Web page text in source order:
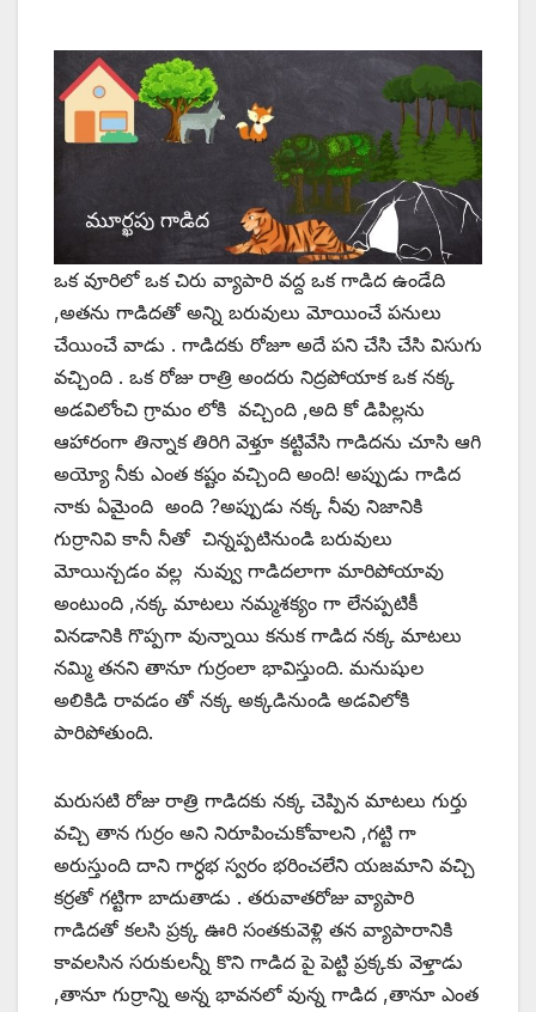
ఒక వూరిలో ఒక చిరు వ్యాపారి వద్ద ఒక గాడిద ఉండేది
,అతను గాడిదతో అన్ని బరువులు మోయించే పనులు
చేయించే వాడు . గాడిదకు రోజూ అదే పని చేసి చేసి విసుగు
వచ్చింది . ఒక రోజు రాత్రి అందరు నిద్రపోయాక ఒక నక్క
అడవిలోంచి గ్రామం లోకి వచ్చింది ,అది కో డిపిల్లను
ఆహారంగా తిన్నాక తిరిగి వెళ్తూ కట్టివేసి గాడిదను చూసి ఆగి
అయ్యో నీకు ఎంత కష్టం వచ్చింది అంది! అప్పుడు గాడిద
నాకు ఏమైంది అంది ?అప్పుడు నక్క నీవు నిజానికి
గుర్రానివి కానీ నీతో చిన్నప్పటినుండి బరువులు
మోయిన్చడం వల్ల నువ్వు గాడిదలాగా మారిపోయావు
అంటుంది ,నక్క మాటలు నమ్మశక్యం గా లేనప్పటికీ
వినడానికి గొప్పగా వున్నాయి కనుక గాడిద నక్క మాటలు
నమ్మి తనని తానూ గుర్రంలా భావిస్తుంది. మనుషుల
అలికిడి రావడం తో నక్క అక్కడినుండి అడవిలోకి
పారిపోతుంది.
మరుసటి రోజు రాత్రి గాడిదకు నక్క చెప్పిన మాటలు గుర్తు
వచ్చి తాన గుర్రం అని నిరూపించుకోవాలని ,గట్టి గా
అరుస్తుంది దాని గార్ధభ స్వరం భరించలేని యజమాని వచ్చి
కర్రతో గట్టిగా బాదుతాడు . తరువాతరోజు వ్యాపారి
గాడిదతో కలసి ప్రక్క ఊరి సంతకువెళ్లి తన వ్యాపారానికి
కావలసిన సరుకులన్నీ కొని గాడిద పై పెట్టి ప్రక్కకు వెళ్తాడు
,తానూ గుర్రాన్ని అన్న భావనలో వున్న గాడిద ,తానూ ఎంత